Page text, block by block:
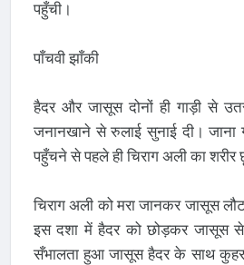
पहुँची।
पाँचवी झाँकी
हैदर और जासूस दोनों ही गाड़ी से
जनानखाने से रुलाई सुनाई दी। जाना
पहुँचने से पहले ही चिराग अली का शरीर
चिराग अली को मरा जानकर जासूस
इस दशा में हैदर को छोड़कर जासूस
सँभालता हुआ जासूस हैदर के साथ